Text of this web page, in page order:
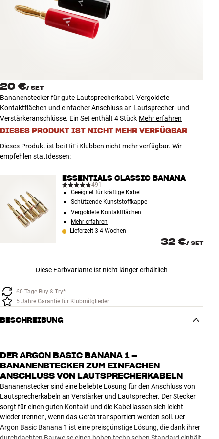
Zubehör
INSPIRATION
ANGEBOTE
Store Finden
Kundendienst
Anmelden
20 €/ SET
Bananenstecker für gute Lautsprecherkabel. Vergoldete
Kontaktflächen und einfacher Anschluss an Lautsprecher- und
Verstärkeranschlüsse. Ein Set enthält 4 Stück Mehr erfahren
DIESES PRODUKT IST NICHT MEHR VERFÜGBAR
Dieses Produkt ist bei HiFi Klubben nicht mehr verfügbar. Wir
empfehlen stattdessen:
ESSENTIALS CLASSIC BANANA
491
Geeignet für kräftige Kabel
Schützende Kunststoffkappe
Vergoldete Kontaktflächen
Mehr erfahren
Lieferzeit 3-4 Wochen
32 €/ SET
Diese Farbvariante ist nicht länger erhältlich
60 Tage Buy & Try*
5 Jahre Garantie für Klubmitglieder
BESCHREIBUNG
DER ARGON BASIC BANANA 1 –
BANANENSTECKER ZUM EINFACHEN
ANSCHLUSS VON LAUTSPRECHERKABELN
Bananenstecker sind eine beliebte Lösung für den Anschluss von
Lautsprecherkabeln an Verstärker und Lautsprecher. Der Stecker
sorgt für einen guten Kontakt und die Kabel lassen sich leicht
wieder trennen, wenn das Gerät transportiert werden soll. Der
Argon Basic Banana 1 ist eine preisgünstige Lösung, die dank ihrer
durchdachten Bauweise einen hohen technischen Standard einhält.